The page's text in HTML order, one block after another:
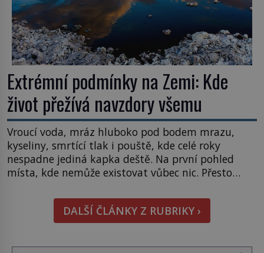
Extrémní podmínky na Zemi: Kde
život přežívá navzdory všemu
Vroucí voda, mráz hluboko pod bodem mrazu,
kyseliny, smrtící tlak i pouště, kde celé roky
nespadne jediná kapka deště. Na první pohled
místa, kde nemůže existovat vůbec nic. Přesto
posouvají hranice života. Každý nový nález mění
naše představy o tom, co všechno dokáže příroda a
napovídá, kde bychom jednou […]
DALŠÍ ČLÁNKY Z RUBRIKY ›